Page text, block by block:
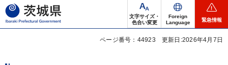
茨城県
文字サイズ・
色合い変更
Foreign
Language
緊急情報
ページ番号：44923 更新日:2026年4月7日